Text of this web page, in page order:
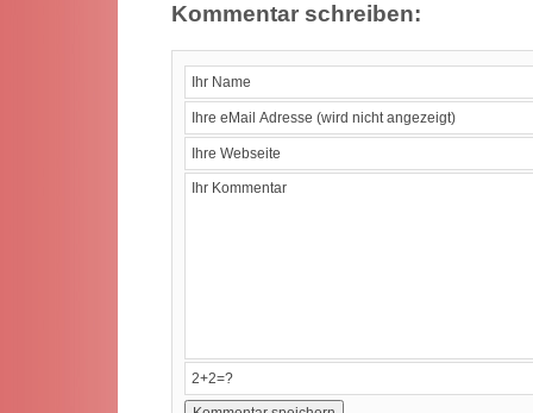
Kommentar schreiben: